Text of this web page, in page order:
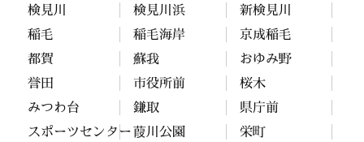
検見川
検見川浜
新検見川
稲毛
稲毛海岸
京成稲毛
都賀
蘇我
おゆみ野
誉田
市役所前
桜木
みつわ台
鎌取
県庁前
スポーツセンター葭川公園
栄町